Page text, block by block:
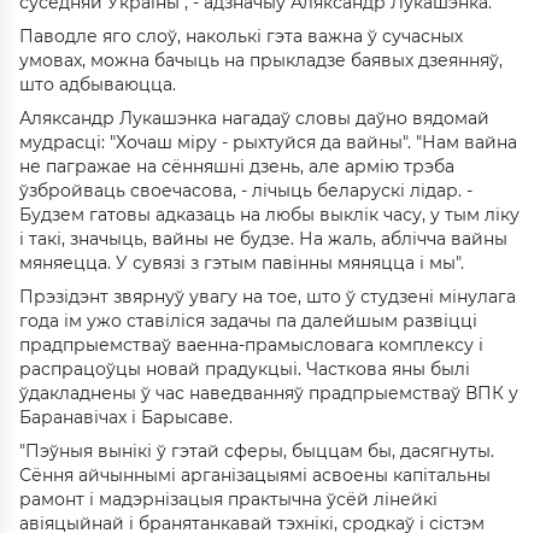
Паводле яго слоў, наколькі гэта важна ў сучасных
умовах, можна бачыць на прыкладзе баявых дзеянняў,
што адбываюцца.
Аляксандр Лукашэнка нагадаў словы даўно вядомай
мудрасці: "Хочаш міру - рыхтуйся да вайны". "Нам вайна
не пагражае на сённяшні дзень, але армію трэба
ўзбройваць своечасова, - лічыць беларускі лідар. -
Будзем гатовы адказаць на любы выклік часу, у тым ліку
і такі, значыць, вайны не будзе. На жаль, аблічча вайны
мяняецца. У сувязі з гэтым павінны мяняцца і мы".
Прэзідэнт звярнуў увагу на тое, што ў студзені мінулага
года ім ужо ставіліся задачы па далейшым развіцці
прадпрыемстваў ваенна-прамысловага комплексу і
распрацоўцы новай прадукцыі. Часткова яны былі
ўдакладнены ў час наведванняў прадпрыемстваў ВПК у
Баранавічах і Барысаве.
"Пэўныя вынікі ў гэтай сферы, быццам бы, дасягнуты.
Сёння айчыннымі арганізацыямі асвоены капітальны
рамонт і мадэрнізацыя практычна ўсёй лінейкі
авіяцыйнай і бранятанкавай тэхнікі, сродкаў і сістэм